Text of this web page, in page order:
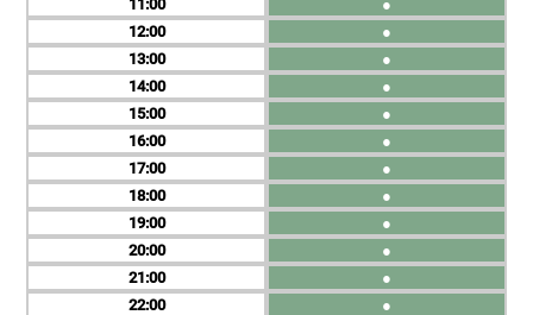
11
12
13
14
15
16
17
18
19
20
21
22
●
●
●
●
●
●
●
●
●
●
●
●